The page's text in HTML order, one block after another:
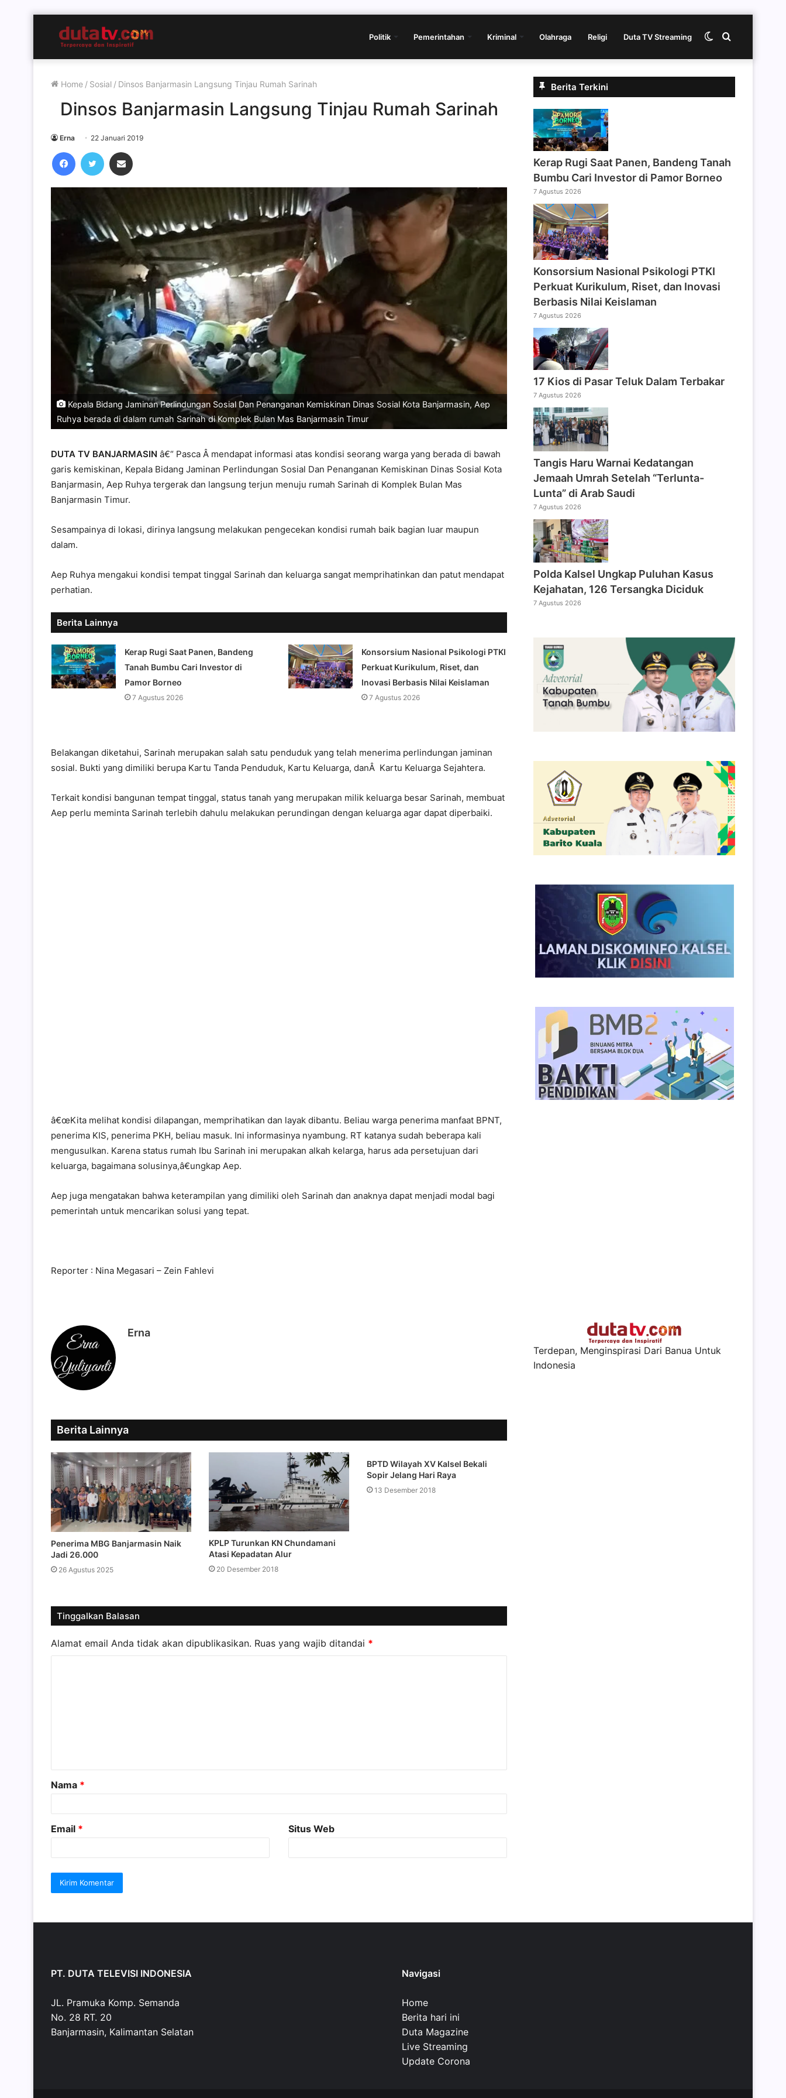
Politik Pemerintahan Kriminal Olahraga Religi Duta TV Streaming Cari
Switch
Home / Sosial / Dinsos Banjarmasin Langsung Tinjau Rumah Sarinah
Dinsos Banjarmasin Langsung Tinjau Rumah Sarinah
Erna 22 Januari 2019
FacebookTwitter
Kepala Bidang Jaminan Perlindungan Sosial Dan Penanganan Kemiskinan Dinas Sosial Kota Banjarmasin, Aep
Ruhya berada di dalam rumah Sarinah di Komplek Bulan Mas Banjarmasin Timur
DUTA TV BANJARMASIN â€“ Pasca Â mendapat informasi atas kondisi seorang warga yang berada di bawah
garis kemiskinan, Kepala Bidang Jaminan Perlindungan Sosial Dan Penanganan Kemiskinan Dinas Sosial Kota
Banjarmasin, Aep Ruhya tergerak dan langsung terjun menuju rumah Sarinah di Komplek Bulan Mas
Banjarmasin Timur.
Sesampainya di lokasi, dirinya langsung melakukan pengecekan kondisi rumah baik bagian luar maupun
dalam.
Aep Ruhya mengakui kondisi tempat tinggal Sarinah dan keluarga sangat memprihatinkan dan patut mendapat
perhatian.
Berita Lainnya
Kerap Rugi Saat Panen, Bandeng
Tanah Bumbu Cari Investor di
Pamor Borneo
7 Agustus 2026
Konsorsium Nasional Psikologi PTKI
Perkuat Kurikulum, Riset, dan
Inovasi Berbasis Nilai Keislaman
7 Agustus 2026
Belakangan diketahui, Sarinah merupakan salah satu penduduk yang telah menerima perlindungan jaminan
sosial. Bukti yang dimiliki berupa Kartu Tanda Penduduk, Kartu Keluarga, danÂ Kartu Keluarga Sejahtera.
Terkait kondisi bangunan tempat tinggal, status tanah yang merupakan milik keluarga besar Sarinah, membuat
Aep perlu meminta Sarinah terlebih dahulu melakukan perundingan dengan keluarga agar dapat diperbaiki.
â€œKita melihat kondisi dilapangan, memprihatikan dan layak dibantu. Beliau warga penerima manfaat BPNT,
penerima KIS, penerima PKH, beliau masuk. Ini informasinya nyambung. RT katanya sudah beberapa kali
mengusulkan. Karena status rumah Ibu Sarinah ini merupakan alkah kelarga, harus ada persetujuan dari
keluarga, bagaimana solusinya,â€ungkap Aep.
Aep juga mengatakan bahwa keterampilan yang dimiliki oleh Sarinah dan anaknya dapat menjadi modal bagi
pemerintah untuk mencarikan solusi yang tepat.
Reporter : Nina Megasari – Zein Fahlevi
Erna
Berita Lainnya
Penerima MBG Banjarmasin Naik
Jadi 26.000
26 Agustus 2025
KPLP Turunkan KN Chundamani
Atasi Kepadatan Alur
20 Desember 2018
BPTD Wilayah XV Kalsel Bekali
Sopir Jelang Hari Raya
13 Desember 2018
Tinggalkan Balasan
Alamat email Anda tidak akan dipublikasikan. Ruas yang wajib ditandai *
a
r
Nama *
Email * Situs Web
Berita Terkini
Kerap Rugi Saat Panen, Bandeng Tanah
Bumbu Cari Investor di Pamor Borneo
7 Agustus 2026
Konsorsium Nasional Psikologi PTKI
Perkuat Kurikulum, Riset, dan Inovasi
Berbasis Nilai Keislaman
7 Agustus 2026
17 Kios di Pasar Teluk Dalam Terbakar
7 Agustus 2026
Tangis Haru Warnai Kedatangan
Jemaah Umrah Setelah “Terlunta-
Lunta” di Arab Saudi
7 Agustus 2026
Polda Kalsel Ungkap Puluhan Kasus
Kejahatan, 126 Tersangka Diciduk
7 Agustus 2026
Terdepan, Menginspirasi Dari Banua Untuk
Indonesia
PT. DUTA TELEVISI INDONESIA
JL. Pramuka Komp. Semanda
No. 28 RT. 20
Banjarmasin, Kalimantan Selatan
Navigasi
Home
Berita hari ini
Duta Magazine
Live Streaming
Update Corona